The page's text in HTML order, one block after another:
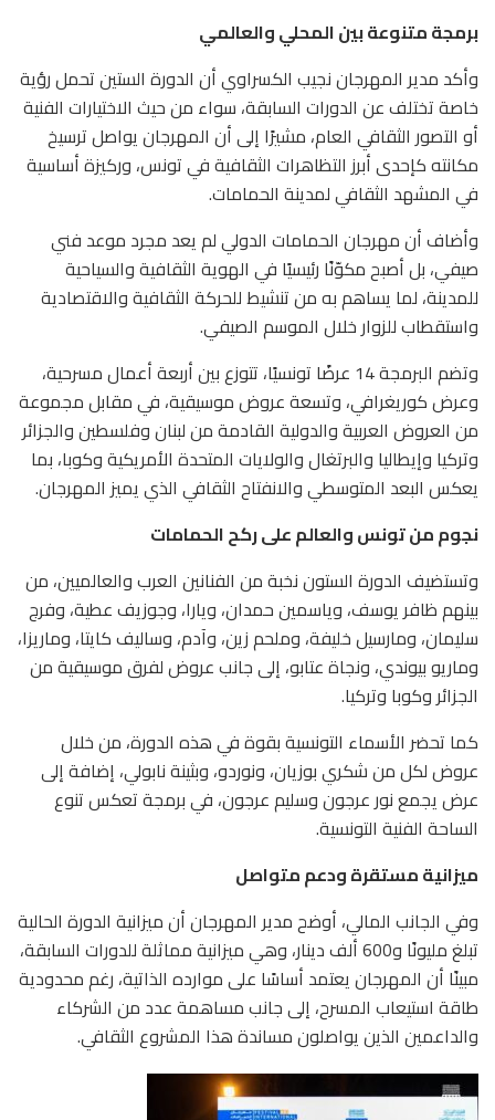
برمجة متنوعة بين المحلي والعالمي
وأكد مدير المهرجان نجيب الكسراوي أن الدورة الستين تحمل رؤية
خاصة تختلف عن الدورات السابقة، سواء من حيث الاختيارات الفنية
أو التصور الثقافي العام، مشيرًا إلى أن المهرجان يواصل ترسيخ
مكانته كإحدى أبرز التظاهرات الثقافية في تونس، وركيزة أساسية
في المشهد الثقافي لمدينة الحمامات.
وأضاف أن مهرجان الحمامات الدولي لم يعد مجرد موعد فني
صيفي، بل أصبح مكوّنًا رئيسيًا في الهوية الثقافية والسياحية
للمدينة، لما يساهم به من تنشيط للحركة الثقافية والاقتصادية
واستقطاب للزوار خلال الموسم الصيفي.
وتضم البرمجة 14 عرضًا تونسيًا، تتوزع بين أربعة أعمال مسرحية،
وعرض كوريغرافي، وتسعة عروض موسيقية، في مقابل مجموعة
من العروض العربية والدولية القادمة من لبنان وفلسطين والجزائر
وتركيا وإيطاليا والبرتغال والولايات المتحدة الأمريكية وكوبا، بما
يعكس البعد المتوسطي والانفتاح الثقافي الذي يميز المهرجان.
نجوم من تونس والعالم على ركح الحمامات
وتستضيف الدورة الستون نخبة من الفنانين العرب والعالميين، من
بينهم ظافر يوسف، وياسمين حمدان، ويارا، وجوزيف عطية، وفرج
سليمان، ومارسيل خليفة، وملحم زين، وآدم، وساليف كايتا، وماريزا،
وماريو بيوندي، ونجاة عتابو، إلى جانب عروض لفرق موسيقية من
الجزائر وكوبا وتركيا.
كما تحضر الأسماء التونسية بقوة في هذه الدورة، من خلال
عروض لكل من شكري بوزيان، ونوردو، وبثينة نابولي، إضافة إلى
عرض يجمع نور عرجون وسليم عرجون، في برمجة تعكس تنوع
الساحة الفنية التونسية.
ميزانية مستقرة ودعم متواصل
وفي الجانب المالي، أوضح مدير المهرجان أن ميزانية الدورة الحالية
تبلغ مليونًا و600 ألف دينار، وهي ميزانية مماثلة للدورات السابقة،
مبينًا أن المهرجان يعتمد أساسًا على موارده الذاتية، رغم محدودية
طاقة استيعاب المسرح، إلى جانب مساهمة عدد من الشركاء
والداعمين الذين يواصلون مساندة هذا المشروع الثقافي.